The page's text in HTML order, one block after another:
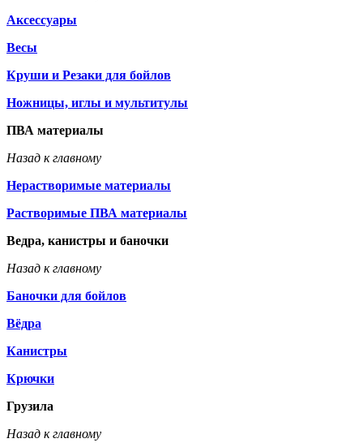
Аксессуары
Весы
Круши и Резаки для бойлов
Ножницы, иглы и мультитулы
ПВА материалы
Назад к главному
Нерастворимые материалы
Растворимые ПВА материалы
Ведра, канистры и баночки
Назад к главному
Баночки для бойлов
Вёдра
Канистры
Крючки
Грузила
Назад к главному